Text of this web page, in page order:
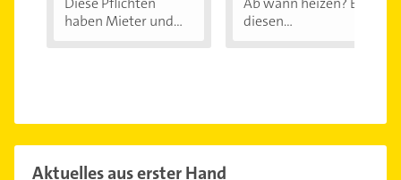
haben Mieter und...
diesen
Aktuelles aus erster Hand